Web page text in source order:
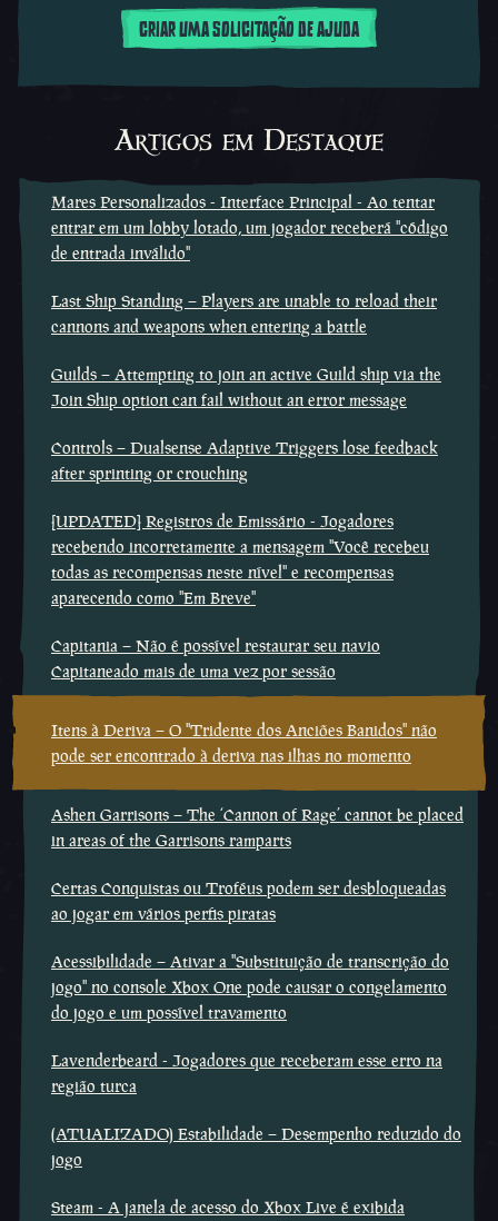
CRIAR UMA SOLICITAÇÃO DE AJUDA
Artigos em Destaque
Mares Personalizados - Interface Principal - Ao tentar
entrar em um lobby lotado, um jogador receberá ''código
de entrada inválido''
Last Ship Standing – Players are unable to reload their
cannons and weapons when entering a battle
Guilds – Attempting to join an active Guild ship via the
Join Ship option can fail without an error message
Controls – Dualsense Adaptive Triggers lose feedback
after sprinting or crouching
[UPDATED] Registros de Emissário - Jogadores
recebendo incorretamente a mensagem ''Você recebeu
todas as recompensas neste nível'' e recompensas
aparecendo como ''Em Breve''
Capitania – Não é possível restaurar seu navio
Capitaneado mais de uma vez por sessão
Itens à Deriva – O ''Tridente dos Anciões Banidos'' não
pode ser encontrado à deriva nas ilhas no momento
Ashen Garrisons – The ‘Cannon of Rage’ cannot be placed
in areas of the Garrisons ramparts
Certas Conquistas ou Troféus podem ser desbloqueadas
ao jogar em vários perfis piratas
Acessibilidade – Ativar a ''Substituição de transcrição do
jogo'' no console Xbox One pode causar o congelamento
do jogo e um possível travamento
Lavenderbeard - Jogadores que receberam esse erro na
região turca
(ATUALIZADO) Estabilidade – Desempenho reduzido do
jogo
Steam - A janela de acesso do Xbox Live é exibida